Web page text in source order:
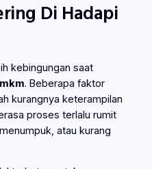
Di Hadapi
kebingungan saat
. Beberapa faktor
kurangnya keterampilan
proses terlalu rumit
atau kurang